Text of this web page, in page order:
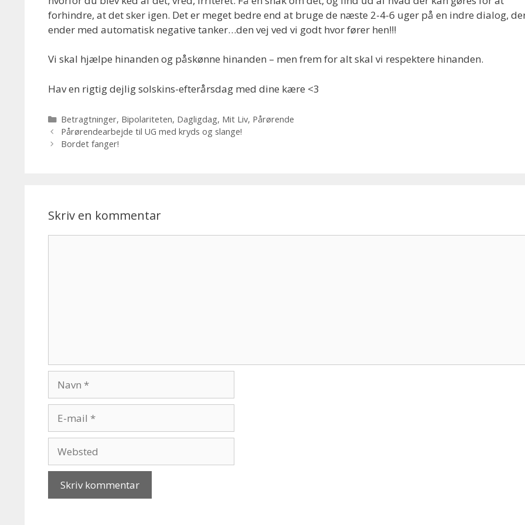
forhindre, at det sker igen. Det er meget bedre end at bruge de næste 2-4-6 uger på en indre dialog,
ender med automatisk negative tanker…den vej ved vi godt hvor fører hen!!!
Vi skal hjælpe hinanden og påskønne hinanden – men frem for alt skal vi respektere hinanden.
Hav en rigtig dejlig solskins-efterårsdag med dine kære <3
Kategorier
Betragtninger, Bipolariteten, Dagligdag, Mit Liv, Pårørende
Pårørendearbejde til UG med kryds og slange!
Bordet fanger!
Skriv en kommentar
mail